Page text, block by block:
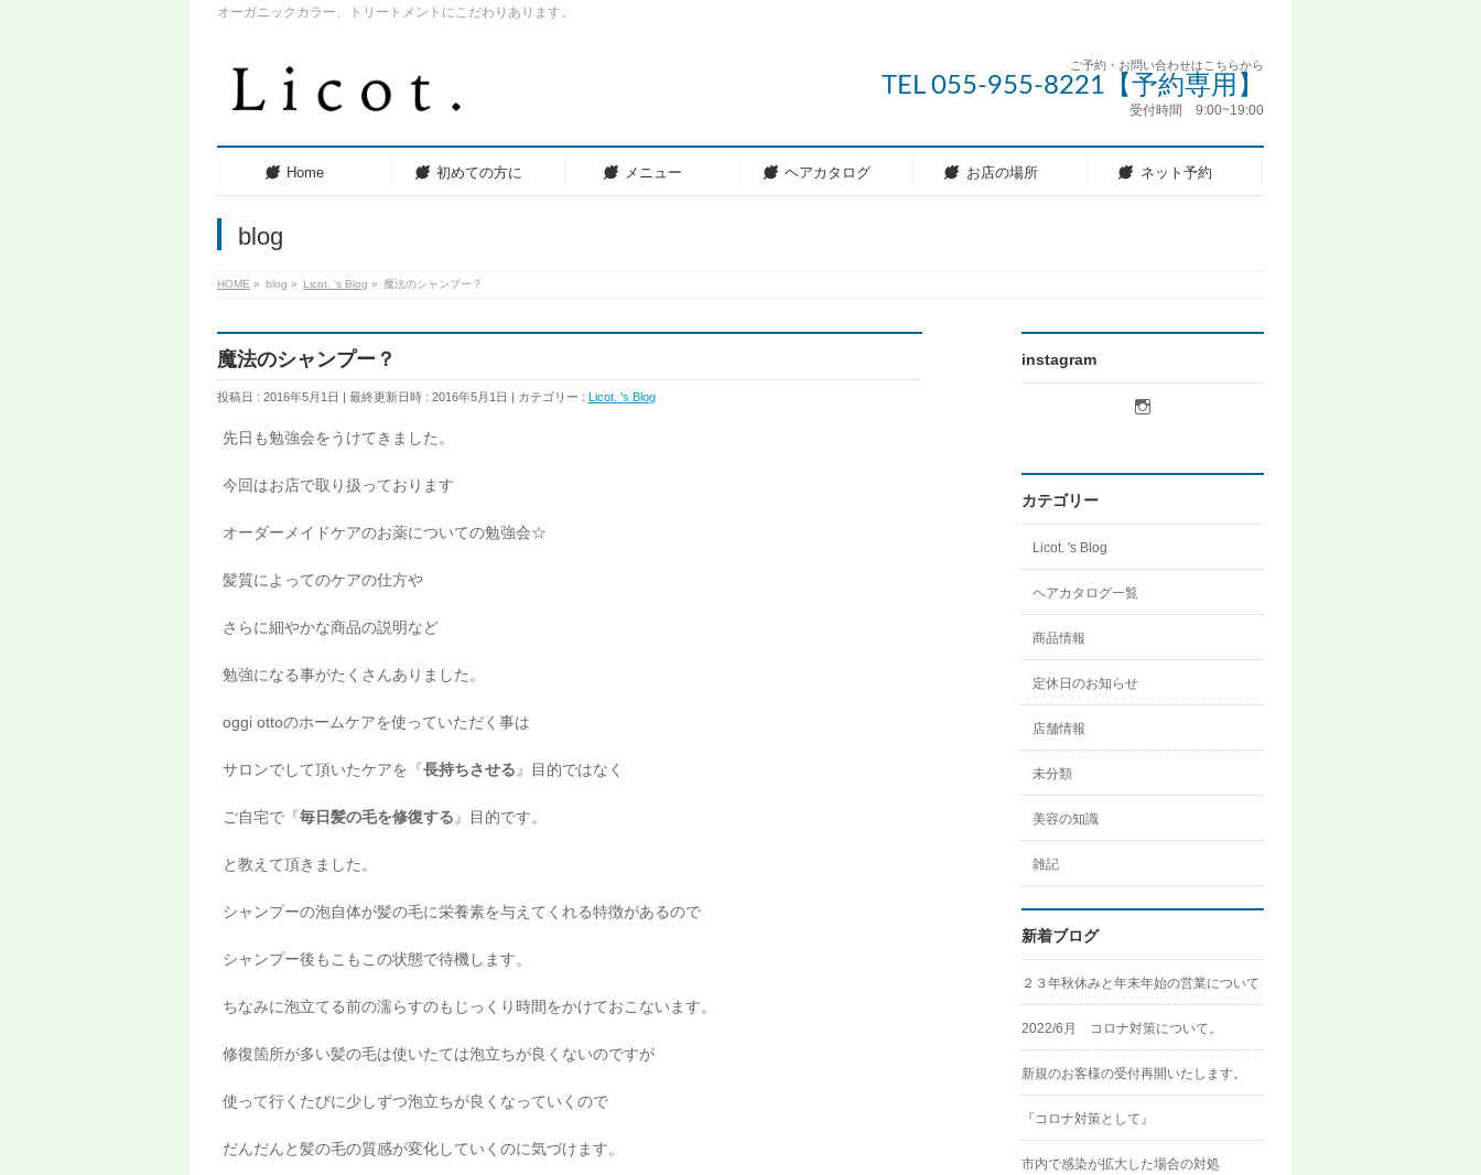
オーガニックカラー、トリートメントにこだわりあります。
ご予約・お問い合わせはこちらから
TEL 055-955-8221【予約専用】
受付時間 9:00~19:00
Home 初めての方に メニュー ヘアカタログ お店の場所 ネット予約
blog
HOME » blog » Licot. 's Blog » 魔法のシャンプー？
魔法のシャンプー？
投稿日 : 2016年5月1日 最終更新日時 : 2016年5月1日 カテゴリー : Licot. 's Blog
先日も勉強会をうけてきました。
今回はお店で取り扱っております
オーダーメイドケアのお薬についての勉強会☆
髪質によってのケアの仕方や
さらに細やかな商品の説明など
勉強になる事がたくさんありました。
oggi ottoのホームケアを使っていただく事は
サロンでして頂いたケアを『長持ちさせる 』目的ではなく
ご自宅で『毎日髪の毛を修復する 』目的です。
と教えて頂きました。
シャンプーの泡自体が髪の毛に栄養素を与えてくれる特徴があるので
シャンプー後もこもこの状態で待機します。
ちなみに泡立てる前の濡らすのもじっくり時間をかけておこないます。
修復箇所が多い髪の毛は使いたては泡立ちが良くないのですが
使って行くたびに少しずつ泡立ちが良くなっていくので
だんだんと髪の毛の質感が変化していくのに気づけます。
instagram
プ
ィ
ル
で
カテゴリー
Licot. 's Blog
ヘアカタログ一覧
商品情報
定休日のお知らせ
店舗情報
未分類
美容の知識
雑記
新着ブログ
２３年秋休みと年末年始の営業について
2022/6月 コロナ対策について。
新規のお客様の受付再開いたします。
『コロナ対策として』
市内で感染が拡大した場合の対処